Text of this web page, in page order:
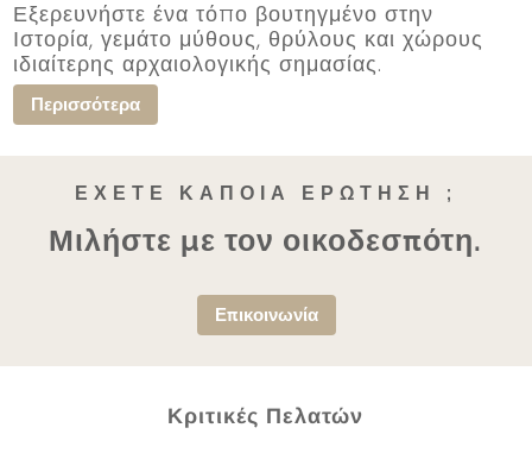
Εξερευνήστε ένα τόπο βουτηγμένο στην
Ιστορία, γεμάτο μύθους, θρύλους και χώρους
ιδιαίτερης αρχαιολογικής σημασίας.
Περισσότερα
ΈΧΕΤΕ ΚΆΠΟΙΑ ΕΡΏΤΗΣΗ ;
Μιλήστε με τον οικοδεσπότη.
Επικοινωνία
Κριτικές Πελατών